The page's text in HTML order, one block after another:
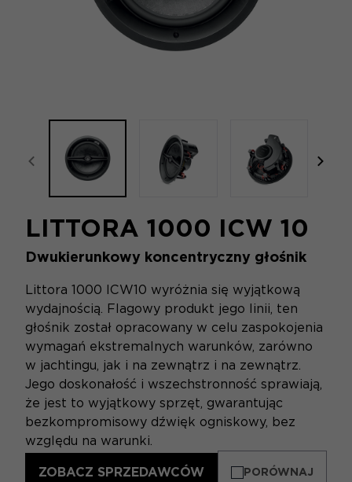
focal-naim-frontent::misc.prev_label
LITTORA 1000 ICW 10
Dwukierunkowy koncentryczny głośnik
Littora 1000 ICW10 wyróżnia się wyjątkową
wydajnością. Flagowy produkt jego linii, ten
głośnik został opracowany w celu zaspokojenia
wymagań ekstremalnych warunków, zarówno
w jachtingu, jak i na zewnątrz i na zewnątrz.
Jego doskonałość i wszechstronność sprawiają,
że jest to wyjątkowy sprzęt, gwarantując
bezkompromisowy dźwięk ogniskowy, bez
względu na warunki.
ZOBACZ SPRZEDAWCÓW PORÓWNAJ